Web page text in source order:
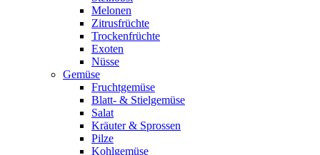
Melonen
Zitrusfrüchte
Trockenfrüchte
Exoten
Nüsse
Gemüse
Fruchtgemüse
Blatt- & Stielgemüse
Salat
Kräuter & Sprossen
Pilze
Kohlgemüse